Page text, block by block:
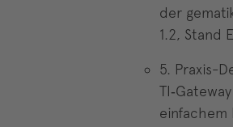
der
1.2, Stand
5. Praxis-
einfachem